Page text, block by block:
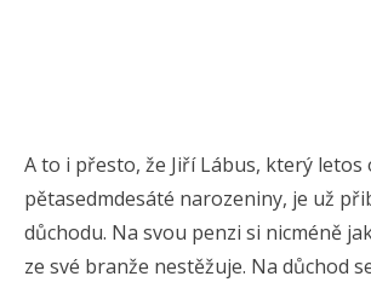
A to i přesto, že Jiří Lábus, který letos
pětasedmdesáté narozeniny, je už
důchodu. Na svou penzi si nicméně
ze své branže nestěžuje. Na důchod